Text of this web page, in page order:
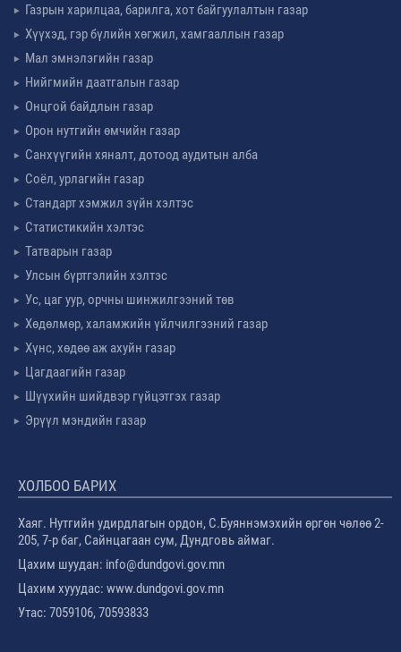
Газрын харилцаа, барилга, хот байгуулалтын газар
Хүүхэд, гэр бүлийн хөгжил, хамгааллын газар
Мал эмнэлэгийн газар
Нийгмийн даатгалын газар
Онцгой байдлын газар
Орон нутгийн өмчийн газар
Санхүүгийн хяналт, дотоод аудитын алба
Соёл, урлагийн газар
Стандарт хэмжил зүйн хэлтэс
Статистикийн хэлтэс
Татварын газар
Улсын бүртгэлийн хэлтэс
Ус, цаг уур, орчны шинжилгээний төв
Хөдөлмөр, халамжийн үйлчилгээний газар
Хүнс, хөдөө аж ахуйн газар
Цагдаагийн газар
Шүүхийн шийдвэр гүйцэтгэх газар
Эрүүл мэндийн газар
ХОЛБОО БАРИХ
Хаяг. Нутгийн удирдлагын ордон, С.Буяннэмэхийн өргөн чөлөө 2-
205, 7-р баг, Сайнцагаан сум, Дундговь аймаг.
Цахим шуудан: info@dundgovi.gov.mn
Цахим хууудас: www.dundgovi.gov.mn
Утас: 7059106, 70593833